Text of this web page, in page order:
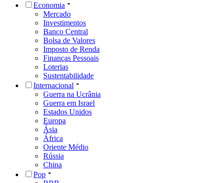
Economia
Mercado
Investimentos
Banco Central
Bolsa de Valores
Imposto de Renda
Finanças Pessoais
Loterias
Sustentabilidade
Internacional
Guerra na Ucrânia
Guerra em Israel
Estados Unidos
Europa
Ásia
África
Oriente Médio
Rússia
China
Pop